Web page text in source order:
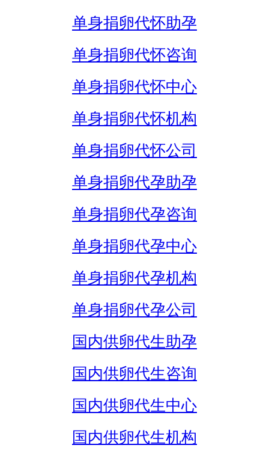
单身捐卵代怀助孕
单身捐卵代怀咨询
单身捐卵代怀中心
单身捐卵代怀机构
单身捐卵代怀公司
单身捐卵代孕助孕
单身捐卵代孕咨询
单身捐卵代孕中心
单身捐卵代孕机构
单身捐卵代孕公司
国内供卵代生助孕
国内供卵代生咨询
国内供卵代生中心
国内供卵代生机构